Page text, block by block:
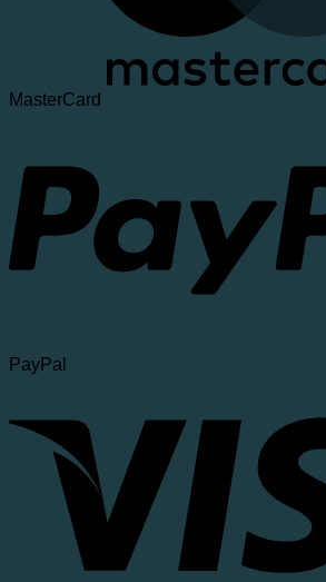
MasterCard
PayPal